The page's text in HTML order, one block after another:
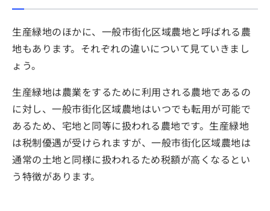
生産緑地のほかに、一般市街化区域農地と呼ばれる農
地もあります。それぞれの違いについて見ていきまし
ょう。
生産緑地は農業をするために利用される農地であるの
に対し、一般市街化区域農地はいつでも転用が可能で
あるため、宅地と同等に扱われる農地です。生産緑地
は税制優遇が受けられますが、一般市街化区域農地は
通常の土地と同様に扱われるため税額が高くなるとい
う特徴があります。